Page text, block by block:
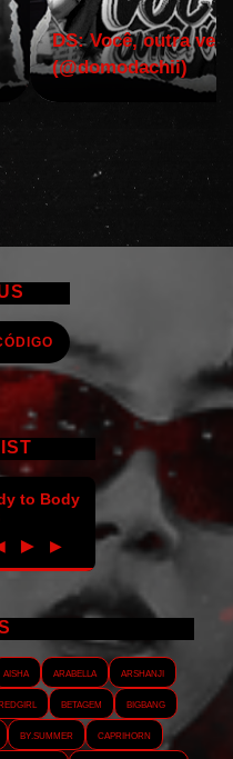
DS: Você, outra vez!
(@domodachii)
to Body
► ▶
Aisha Arabella
Arshanji
Betagem
Bigbang
By.summer
Caprihorn